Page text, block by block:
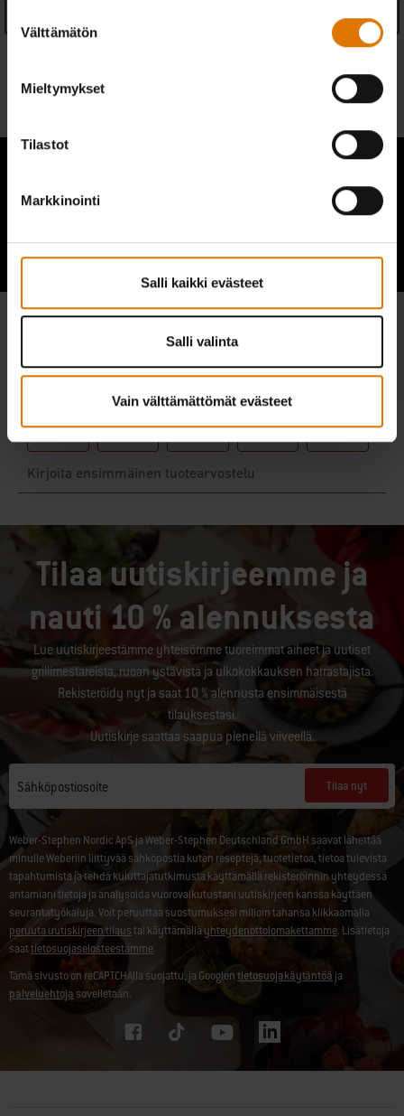
valinta
Välttämätön
Mieltymykset
Tilastot
Markkinointi
Salli kaikki evästeet
Salli valinta
Vain välttämättömät evästeet
Muiden grillaajien tarinoita
Tilaa uutiskirjeemme ja
nauti 10 % alennuksesta
Lue uutiskirjeestämme yhteisömme tuoreimmat aiheet ja uutiset
grillimestareista, ruoan ystävistä ja ulkokokkauksen harrastajista.
Rekisteröidy nyt ja saat 10 % alennusta ensimmäisestä
tilauksestasi.
Uutiskirje saattaa saapua pienellä viiveellä.
Sähköpostiosoite Tilaa nyt
Weber-Stephen Nordic ApS ja Weber-Stephen Deutschland GmbH saavat lähettää
minulle Weberiin liittyvää sähköpostia kuten reseptejä, tuotetietoa, tietoa tulevista
tapahtumista ja tehdä kuluttajatutkimusta käyttämällä rekisteröinnin yhteydessä
antamiani tietoja ja analysoida vuorovaikutustani uutiskirjeen kanssa käyttäen
seurantatyökaluja. Voit peruuttaa suostumuksesi milloin tahansa klikkaamalla
peruuta uutiskirjeen tilaustai käyttämälläyhteydenottolomakettamme. Lisätietoja
saattietosuojaselosteestamme.
Tämä sivusto on reCAPTCHAlla suojattu, ja Googlentietosuojakäytäntöä ja
palveluehtoja sovelletaan.